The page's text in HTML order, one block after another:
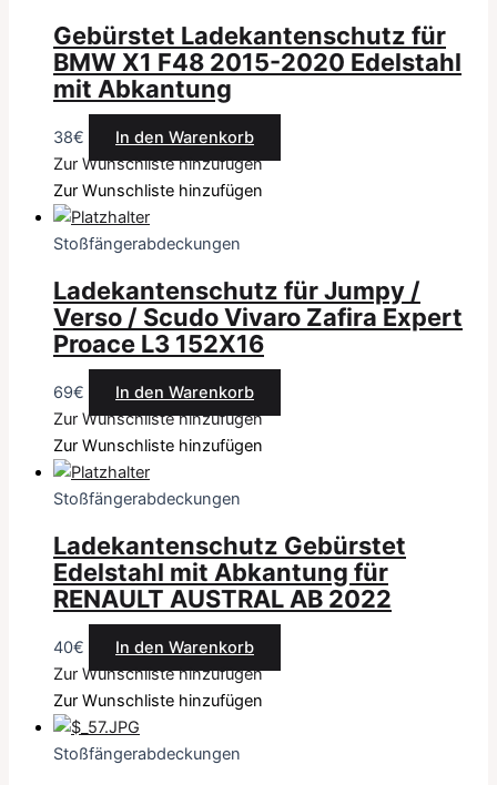
Gebürstet Ladekantenschutz für
BMW X1 F48 2015-2020 Edelstahl
mit Abkantung
38€
In den Warenkorb
Zur Wunschliste hinzufügen
Zur Wunschliste hinzufügen
Stoßfängerabdeckungen
Ladekantenschutz für Jumpy /
Verso / Scudo Vivaro Zafira Expert
Proace L3 152X16
69€
In den Warenkorb
Zur Wunschliste hinzufügen
Zur Wunschliste hinzufügen
Stoßfängerabdeckungen
Ladekantenschutz Gebürstet
Edelstahl mit Abkantung für
RENAULT AUSTRAL AB 2022
40€
In den Warenkorb
Zur Wunschliste hinzufügen
Zur Wunschliste hinzufügen
Stoßfängerabdeckungen